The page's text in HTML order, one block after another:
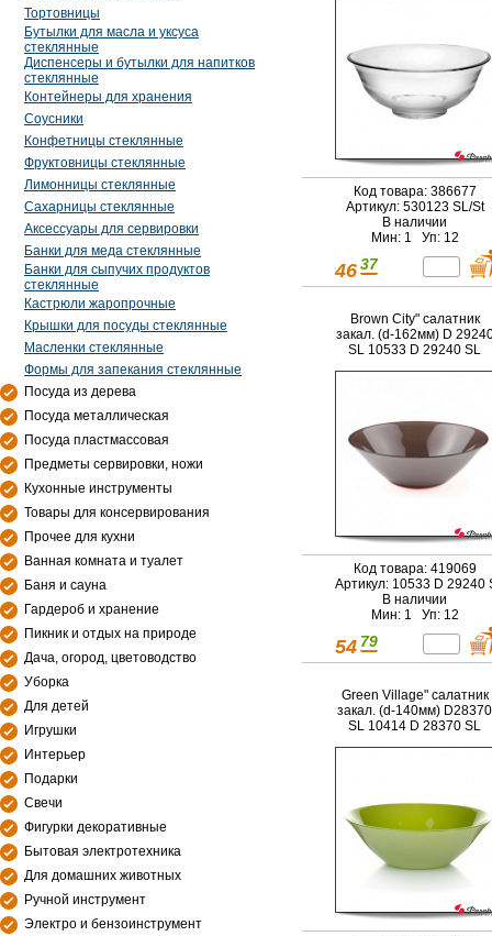
Тортовницы
Бутылки для масла и уксуса
стеклянные
Диспенсеры и бутылки для напитков
стеклянные
Контейнеры для хранения
Соусники
Конфетницы стеклянные
Фруктовницы стеклянные
Лимонницы стеклянные
Сахарницы стеклянные
Аксессуары для сервировки
Банки для меда стеклянные
Банки для сыпучих продуктов
стеклянные
Кастрюли жаропрочные
Крышки для посуды стеклянные
Масленки стеклянные
Формы для запекания стеклянные
Посуда из дерева
Посуда металлическая
Посуда пластмассовая
Предметы сервировки, ножи
Кухонные инструменты
Товары для консервирования
Прочее для кухни
Ванная комната и туалет
Баня и сауна
Гардероб и хранение
Пикник и отдых на природе
Дача, огород, цветоводство
Уборка
Для детей
Игрушки
Интерьер
Подарки
Свечи
Фигурки декоративные
Бытовая электротехника
Для домашних животных
Ручной инструмент
Электро и бензоинструмент
Код товара: 386677
Артикул: 530123 SL/St
В наличии
Мин: 1 Уп: 12
46 37
Brown City" салатник
закал. (d-162мм) D
SL 10533 D 29240 SL
Код товара: 419069
Артикул: 10533 D 29240
В наличии
Мин: 1 Уп: 12
54 79
Green Village" салатник
закал. (d-140мм) D28370
SL 10414 D 28370 SL